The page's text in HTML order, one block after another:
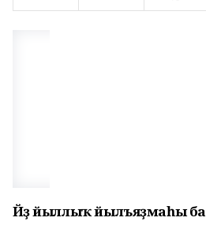
Йөҙ йыллыҡ йылъяҙмаһы